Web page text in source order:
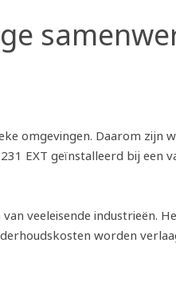
omgevingen. Daarom
EXT geïnstalleerd bij
veeleisende
worden